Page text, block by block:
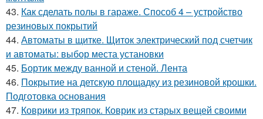
43. Как сделать полы в гараже. Способ 4 – устройство
резиновых покрытий
44. Автоматы в щитке. Щиток электрический под счетчик
и автоматы: выбор места установки
45. Бортик между ванной и стеной. Лента
46. Покрытие на детскую площадку из резиновой крошки.
Подготовка основания
47. Коврики из тряпок. Коврик из старых вещей своими